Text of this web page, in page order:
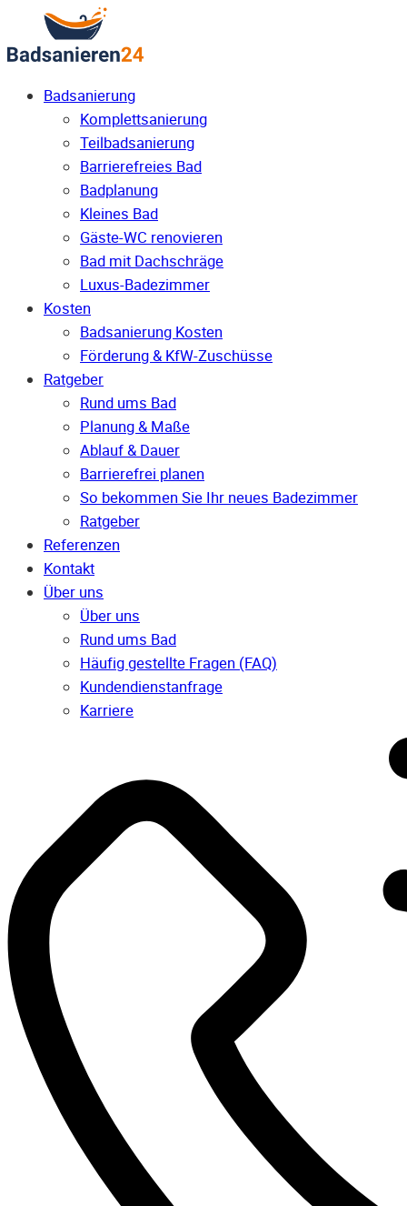
Badsanierung
Komplettsanierung
Teilbadsanierung
Barrierefreies Bad
Badplanung
Kleines Bad
Gäste-WC renovieren
Bad mit Dachschräge
Luxus-Badezimmer
Kosten
Badsanierung Kosten
Förderung & KfW-Zuschüsse
Ratgeber
Rund ums Bad
Planung & Maße
Ablauf & Dauer
Barrierefrei planen
So bekommen Sie Ihr neues Badezimmer
Ratgeber
Referenzen
Kontakt
Über uns
Über uns
Rund ums Bad
Häufig gestellte Fragen (FAQ)
Kunden­dienst­anfrage
Karriere